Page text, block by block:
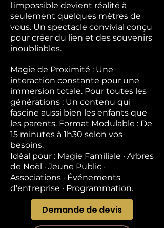
l'impossible devient réalité à
seulement quelques mètres de
vous. Un spectacle convivial conçu
pour créer du lien et des souvenirs
inoubliables.
Magie de Proximité : Une
interaction constante pour une
immersion totale. Pour toutes les
générations : Un contenu qui
fascine aussi bien les enfants que
les parents. Format Modulable : De
15 minutes à 1h30 selon vos
besoins.
Idéal pour : Magie Familiale · Arbres
de Noël · Jeune Public ·
Associations · Événements
d'entreprise · Programmation.
Demande de devis